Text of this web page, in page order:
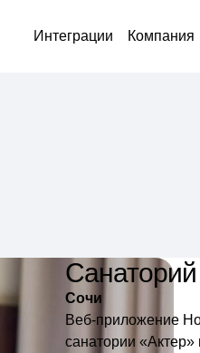
Интеграции Компания
Сочи
Веб-приложение
санатории «Актер»